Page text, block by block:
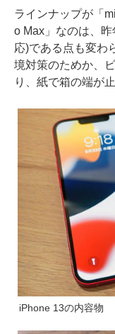
ラインナップが「
o Max」なのは、
応)である点も変わ
境対策のためか、
り、紙で箱の端が
iPhone 13の内容物